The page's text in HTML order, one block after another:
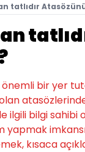
tatlıdır
bir yer
ilgili bilgi
kısaca